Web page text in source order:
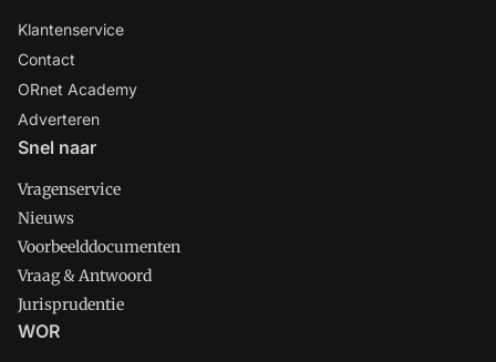
Klantenservice
Contact
ORnet Academy
Adverteren
Snel naar
Vragenservice
Nieuws
Voorbeelddocumenten
Vraag & Antwoord
Jurisprudentie
WOR